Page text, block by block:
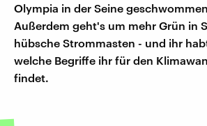
Olympia in der Seine
Außerdem geht's um mehr Grün in
hübsche Strommasten - und ihr
welche Begriffe ihr für den
findet.